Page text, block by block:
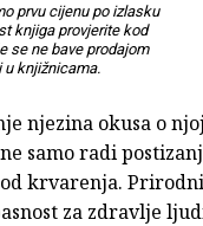
prvu cijenu po izlasku
knjiga provjerite kod
se ne bave prodajom
u knjižnicama.
njezina okusa o
samo radi
krvarenja. Prirodni
za zdravlje